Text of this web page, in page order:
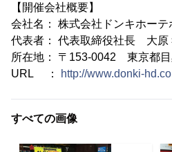
【開催会社概要】
会社名： 株式会社ドンキホーテ
代表者： 代表取締役社長 大原
所在地： 〒153-0042 東京都
URL ：
http://www.donki-
すべての画像